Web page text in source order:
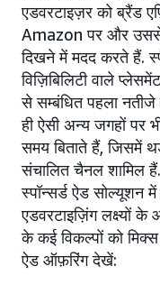
एडवरटाइज़र को ब्रैंड
Amazon पर और उससे
दिखने में मदद करते हैं.
विज़िबिलिटी वाले
से सम्बंधित पहला
ही ऐसी अन्य जगहों पर
समय बिताते हैं, जिसमें
संचालित चैनल शामिल
स्पॉन्सर्ड ऐड
एडवरटाइज़िंग लक्ष्यों
के कई विकल्पों को
ऐड ऑफ़रिंग देखें: